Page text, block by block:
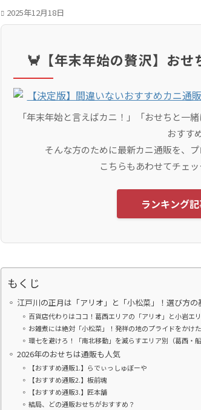
2025年12月18日
🦀【年末年始の贅沢】おせ
「年末年始と言えばカニ！」「おせちと一
おすす
そんな方のために最新カニ通販を、
こちらもあわせてチェ
ランキング
もくじ
江戸川の正月は「アリオ」と「小松菜」！選び方の
百貨店代わりはココ！葛西エリアの「アリオ」と小岩エ
お雑煮には絶対「小松菜」！発祥の地のプライドをかけ
環七を避けろ！「南北移動」を減らすエリア別（葛西・
2026年のおせちは通販も人気
【おすすめ通販1.】らでぃっしゅぼーや
【おすすめ通販2.】板前魂
【おすすめ通販3.】匠本舗
結局、どの通販おせちがおすすめ？